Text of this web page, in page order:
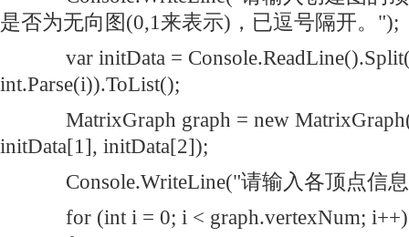
是否为无向图(0,1来表示)，已逗号隔开。");
var initData =
int.Parse(i)).ToList();
MatrixGraph graph = new
initData[1], initData[2]);
Console.WriteLine("请输入各顶点信
for (int i = 0; i < graph.vertexNum; i++)